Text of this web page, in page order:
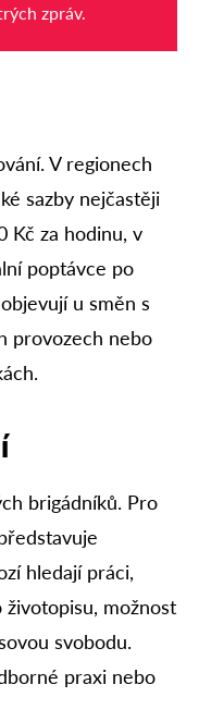
zpráv.
V regionech
sazby nejčastěji
Kč za hodinu, v
poptávce po
u směn s
provozech nebo
brigádníků. Pro
hledají práci,
možnost
svobodu.
praxi nebo